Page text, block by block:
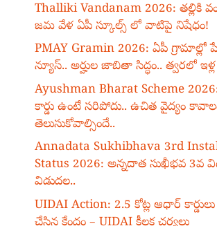
Thalliki Vandanam 2026: తల్లికి
జమ వేళ ఏపీ స్కూల్స్ లో వాటిపై నిషేధం!
PMAY Gramin 2026: ఏపీ గ్రామాల్లో
న్యూస్.. అర్హుల జాబితా సిద్ధం.. త్వరలో
Ayushman Bharat Scheme
కార్డు ఉంటే సరిపోదు.. ఉచిత వైద్యం
తెలుసుకోవాల్సిందే..
Annadata Sukhibhava 3rd
Status 2026: అన్నదాత సుఖీభవ 3వ
విడుదల..
UIDAI Action: 2.5 కోట్ల ఆధార్